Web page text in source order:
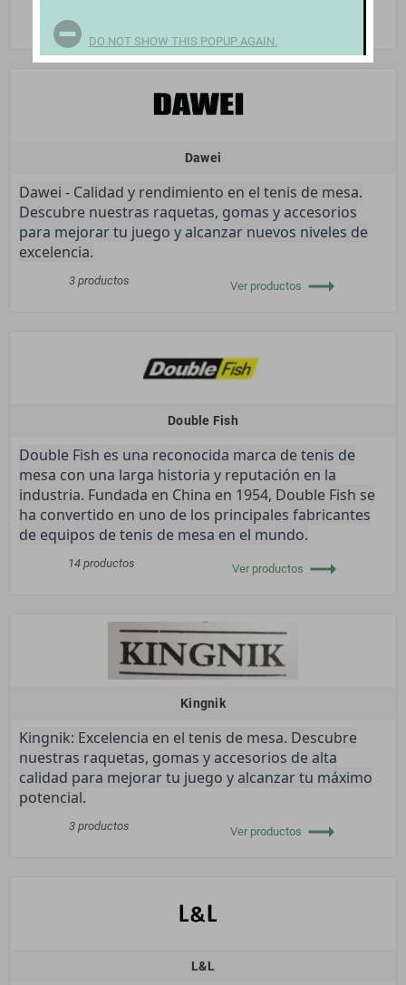
66 productos
Dawei
Dawei - Calidad y rendimiento en el tenis de mesa.
Descubre nuestras raquetas, gomas y accesorios
para mejorar tu juego y alcanzar nuevos niveles de
excelencia.
3 productos Ver productos trending_flat
Double Fish
Double Fish es una reconocida marca de tenis de
mesa con una larga historia y reputación en la
industria. Fundada en China en 1954, Double Fish se
ha convertido en uno de los principales fabricantes
de equipos de tenis de mesa en el mundo.
14 productos Ver productos trending_flat
Kingnik
Kingnik: Excelencia en el tenis de mesa. Descubre
nuestras raquetas, gomas y accesorios de alta
calidad para mejorar tu juego y alcanzar tu máximo
potencial.
3 productos Ver productos trending_flat
L&L
DO NOT SHOW THIS POPUP AGAIN.